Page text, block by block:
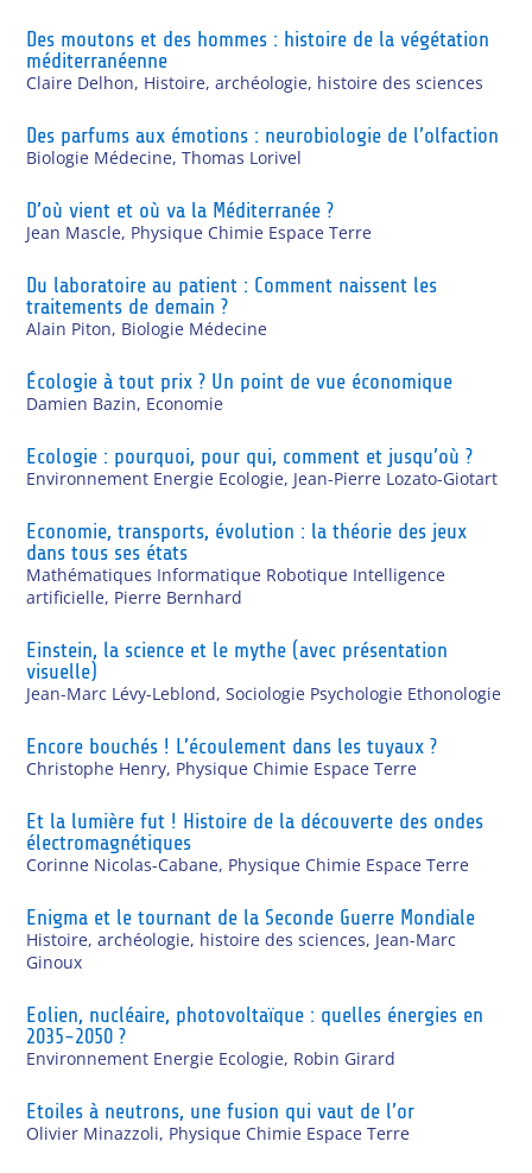
Des moutons et des hommes : histoire de la végétation
méditerranéenne
Claire Delhon, Histoire, archéologie, histoire des sciences
Des parfums aux émotions : neurobiologie de l’olfaction
Biologie Médecine,Thomas Lorivel
D’où vient et où va la Méditerranée ?
Jean Mascle, Physique Chimie Espace Terre
Du laboratoire au patient : Comment naissent les
traitements de demain ?
Alain Piton, Biologie Médecine
Écologie à tout prix ? Un point de vue économique
Damien Bazin, Economie
Ecologie : pourquoi, pour qui, comment et jusqu’où ?
Environnement Energie Ecologie, Jean-Pierre Lozato-Giotart
Economie, transports, évolution : la théorie des jeux
dans tous ses états
Mathématiques Informatique Robotique Intelligence
artificielle, Pierre Bernhard
Einstein, la science et le mythe (avec présentation
visuelle)
Jean-Marc Lévy-Leblond,Sociologie Psychologie Ethonologie
Encore bouchés ! L’écoulement dans les tuyaux ?
Christophe Henry, Physique Chimie Espace Terre
Et la lumière fut ! Histoire de la découverte des ondes
électromagnétiques
Corinne Nicolas-Cabane, Physique Chimie Espace Terre
Enigma et le tournant de la Seconde Guerre Mondiale
Histoire, archéologie, histoire des sciences, Jean-Marc
Ginoux
Eolien, nucléaire, photovoltaïque : quelles énergies en
2035-2050 ?
Environnement Energie Ecologie, Robin Girard
Etoiles à neutrons, une fusion qui vaut de l’or
Olivier Minazzoli, Physique Chimie Espace Terre